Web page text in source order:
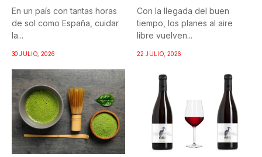
En un país con tantas horas
de sol como España, cuidar
la...
30 JULIO, 2026
Con la llegada del buen
tiempo, los planes al aire
libre vuelven...
22 JULIO, 2026